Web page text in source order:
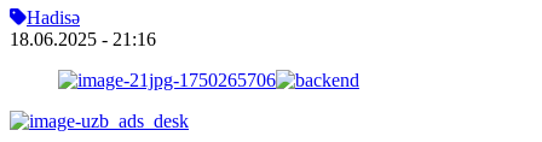
Hadisə
18.06.2025 - 21:16